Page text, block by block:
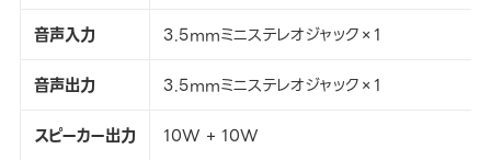
音声入力
3.5mmミニステレオジャック×1
音声出力
3.5mmミニステレオジャック×1
スピーカー出力
10W + 10W